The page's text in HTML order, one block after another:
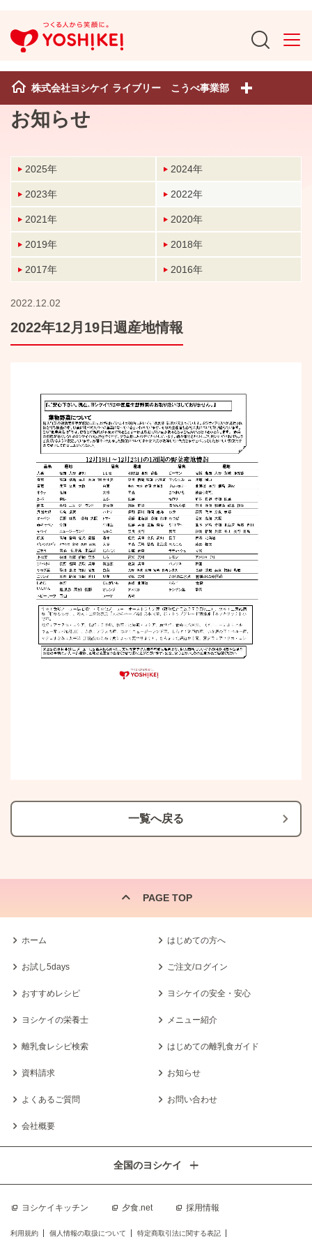
株式会社ヨシケイ ライブリー こうべ事業部
お知らせ
2025年 2024年
2023年 2022年
2021年 2020年
2019年 2018年
2017年 2016年
2022.12.02
2022年12月19日週産地情報
一覧へ戻る
PAGE TOP
ホーム はじめての方へ
お試し5days ご注文/ログイン
おすすめレシピ ヨシケイの安全・安心
ヨシケイの栄養士 メニュー紹介
離乳食レシピ検索 はじめての離乳食ガイド
資料請求 お知らせ
よくあるご質問 お問い合わせ
会社概要
ヨシケイキッチン 夕食.net 採用情報
全国のヨシケイ
利用規約 個人情報の取扱について 特定商取引法に関する表記